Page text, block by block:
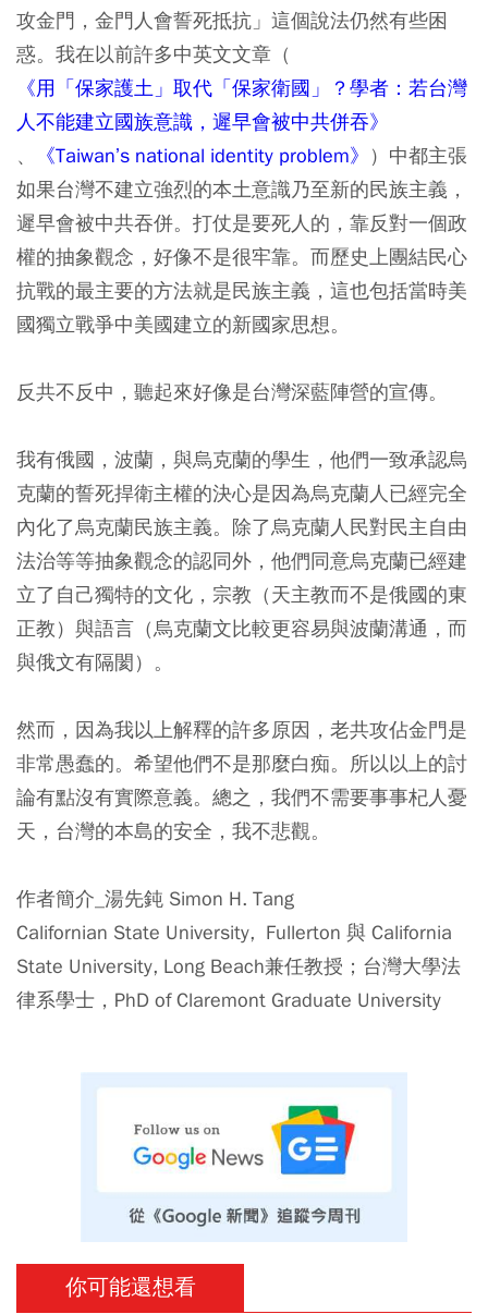
攻金門，金門人會誓死抵抗」這個說法仍然有些困
惑。我在以前許多中英文文章（
《用「保家護土」取代「保家衛國」？學者：若台灣
人不能建立國族意識，遲早會被中共併吞》
、
《Taiwan’s national identity problem》 ）中都主張
如果台灣不建立強烈的本土意識乃至新的民族主義，
遲早會被中共吞併。打仗是要死人的，靠反對一個政
權的抽象觀念，好像不是很牢靠。而歷史上團結民心
抗戰的最主要的方法就是民族主義，這也包括當時美
國獨立戰爭中美國建立的新國家思想。
反共不反中，聽起來好像是台灣深藍陣營的宣傳。
我有俄國，波蘭，與烏克蘭的學生，他們一致承認烏
克蘭的誓死捍衛主權的決心是因為烏克蘭人已經完全
內化了烏克蘭民族主義。除了烏克蘭人民對民主自由
法治等等抽象觀念的認同外，他們同意烏克蘭已經建
立了自己獨特的文化，宗教（天主教而不是俄國的東
正教）與語言（烏克蘭文比較更容易與波蘭溝通，而
與俄文有隔閡）。
然而，因為我以上解釋的許多原因，老共攻佔金門是
非常愚蠢的。希望他們不是那麼白痴。所以以上的討
論有點沒有實際意義。總之，我們不需要事事杞人憂
天，台灣的本島的安全，我不悲觀。
作者簡介_湯先鈍 Simon H. Tang
Californian State University, Fullerton 與 California
State University, Long Beach兼任教授；台灣大學法
律系學士，PhD of Claremont Graduate University
你可能還想看